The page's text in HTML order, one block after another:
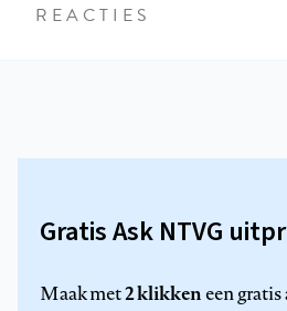
REACTIES
Gratis Ask NTVG
Maak met2 klikkeneen